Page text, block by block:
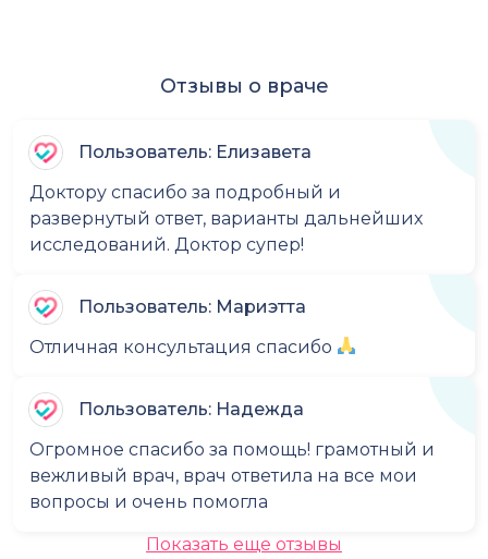
Отзывы о враче
Пользователь: Елизавета
Доктору спасибо за подробный и
развернутый ответ, варианты дальнейших
исследований. Доктор супер!
Пользователь: Мариэтта
Отличная консультация спасибо
Пользователь: Надежда
Огромное спасибо за помощь! грамотный и
вежливый врач, врач ответила на все мои
вопросы и очень помогла
Показать еще отзывы